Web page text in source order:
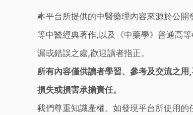
本平台所提供的中醫藥理內容來源於公
等中醫經典著作,以及《中藥學》普通高
漏或錯誤之處,歡迎讀者指正。
所有內容僅供讀者學習、參考及交流之
損失或損害承擔責任。
我們尊重知識產權。如發現平台所使用的